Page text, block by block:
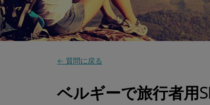
← 質問に戻る
ベルギーで旅行者用